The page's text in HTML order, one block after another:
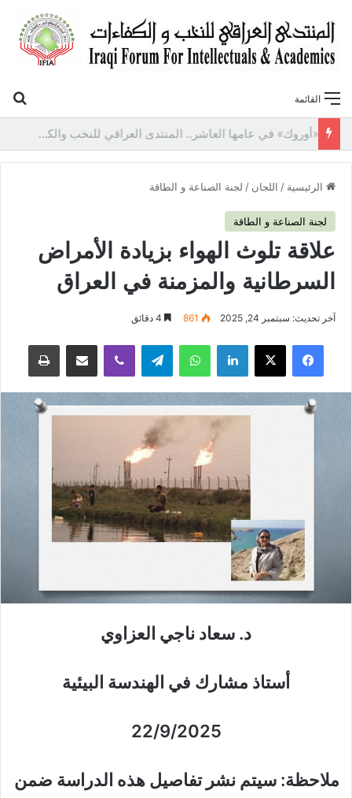
القائمة
الرئيسية / اللجان / لجنة الصناعة و الطاقة
لجنة الصناعة و الطاقة
علاقة تلوث الهواء بزيادة الأمراض
السرطانية والمزمنة في العراق
آخر تحديث: سبتمبر 24, 2025 861
فيسبوك لينكدإن واتساب
د. سعاد ناجي العزاوي
أستاذ مشارك في الهندسة البيئية
22/9/2025
ملاحظة: سيتم نشر تفاصيل هذه الدراسة ضمن